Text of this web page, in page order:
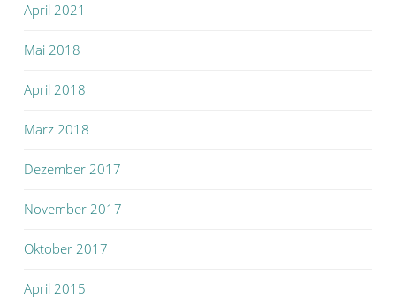
April 2021
Mai 2018
April 2018
März 2018
Dezember 2017
November 2017
Oktober 2017
April 2015